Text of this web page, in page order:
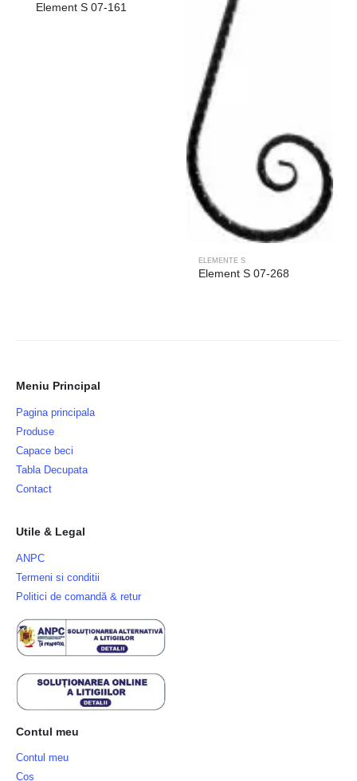
Element S 07-161
ELEMENTE S
Element S 07-268
Meniu Principal
Pagina principala
Produse
Capace beci
Tabla Decupata
Contact
Utile & Legal
ANPC
Termeni si conditii
Politici de comandă & retur
Contul meu
Contul meu
Cos